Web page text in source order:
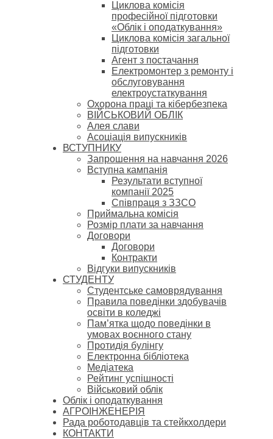
Циклова комісія
професійної підготовки
«Облік і оподаткування»
Циклова комісія загальної
підготовки
Агент з постачання
Електромонтер з ремонту і
обслуговування
електроустаткування
Охорона праці та кібербезпека
ВІЙСЬКОВИЙ ОБЛІК
Алея слави
Асоціація випускників
ВСТУПНИКУ
Запрошення на навчання 2026
Вступна кампанія
Результати вступної
компанії 2025
Співпраця з ЗЗСО
Приймальна комісія
Розмір плати за навчання
Договори
Договори
Контракти
Відгуки випускників
СТУДЕНТУ
Cтудентське самоврядування
Правила поведінки здобувачів
освіти в коледжі
Пам’ятка щодо поведінки в
умовах воєнного стану
Протидія булінгу
Електронна бібліотека
Медіатека
Рейтинг успішності
Військовий облік
Облік і оподаткування
АГРОІНЖЕНЕРІЯ
Рада роботодавців та стейкхолдери
КОНТАКТИ